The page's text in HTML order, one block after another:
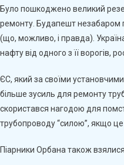
Було пошкоджено великий
ремонту. Будапешт незабаром
(що, можливо, і правда).
нафту від одного з її ворогів,
ЄС, який за своїми
більше зусиль для ремонту
скористався нагодою для
трубопроводу “силою”, якщо це
Піарники Орбана також